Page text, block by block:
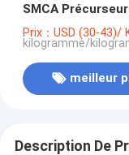
SMCA
carboxyméthyl
Prix：USD (30-43)/
kilogramme/
meilleur
Description De